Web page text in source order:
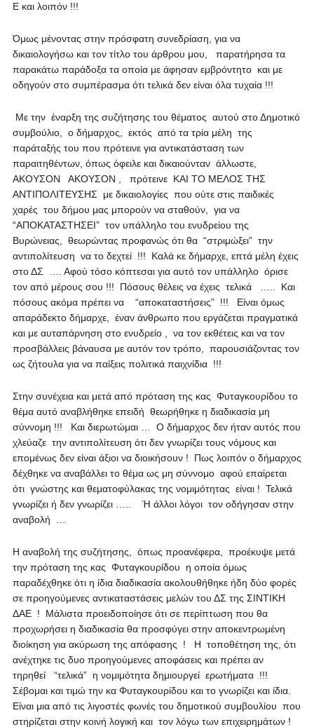
Ε και λοιπόν !!!
Όμως μένοντας στην πρόσφατη συνεδρίαση, για να
δικαιολογήσω και τον τίτλο του άρθρου μου, παρατήρησα τα
παρακάτω παράδοξα τα οποία με άφησαν εμβρόντητο και με
οδηγούν στο συμπέρασμα ότι τελικά δεν είναι όλα τυχαία !!!
Με την έναρξη της συζήτησης του θέματος αυτού στο Δημοτικό
συμβούλιο, ο δήμαρχος, εκτός από τα τρία μέλη της
παράταξής του που πρότεινε για αντικατάσταση των
παραιτηθέντων, όπως όφειλε και δικαιούνταν άλλωστε,
ΑΚΟΥΣΟΝ ΑΚΟΥΣΟΝ , πρότεινε ΚΑΙ ΤΟ ΜΕΛΟΣ ΤΗΣ
ΑΝΤΙΠΟΛΙΤΕΥΣΗΣ με δικαιολογίες που ούτε στις παιδικές
χαρές του δήμου μας μπορούν να σταθούν, για να
“ΑΠΟΚΑΤΑΣΤΗΣΕΙ” τον υπάλληλο του ενυδρείου της
Βυρώνειας, θεωρώντας προφανώς ότι θα “στριμώξει” την
αντιπολίτευση να το δεχτεί !!! Καλά κε δήμαρχε, επτά μέλη έχεις
στο ΔΣ …. Αφού τόσο κόπτεσαι για αυτό τον υπάλληλο όρισε
τον από μέρους σου !!! Πόσους θέλεις να έχεις τελικά ….. Και
πόσους ακόμα πρέπει να “αποκαταστήσεις” !!! Είναι όμως
απαράδεκτο δήμαρχε, έναν άνθρωπο που εργάζεται πραγματικά
και με αυταπάρνηση στο ενυδρείο , να τον εκθέτεις και να τον
προσβάλλεις βάναυσα με αυτόν τον τρόπο, παρουσιάζοντας τον
ως ζήτουλα για να παίξεις πολιτικά παιχνίδια !!!
Στην συνέχεια και μετά από πρόταση της κας Φυταγκουρίδου το
θέμα αυτό αναβλήθηκε επειδή θεωρήθηκε η διαδικασία μη
σύννομη !!! Και διερωτώμαι … Ο δήμαρχος δεν ήταν αυτός που
χλεύαζε την αντιπολίτευση ότι δεν γνωρίζει τους νόμους και
επομένως δεν είναι άξιοι να διοικήσουν ! Πως λοιπόν ο δήμαρχος
δέχθηκε να αναβάλλει το θέμα ως μη σύννομο αφού επαίρεται
ότι γνώστης και θεματοφύλακας της νομιμότητας είναι ! Τελικά
γνωρίζει ή δεν γνωρίζει ….. Ή άλλοι λόγοι τον οδήγησαν στην
αναβολή …
Η αναβολή της συζήτησης, όπως προανέφερα, προέκυψε μετά
την πρόταση της κας Φυταγκουρίδου η οποία όμως
παραδέχθηκε ότι η ίδια διαδικασία ακολουθήθηκε ήδη δύο φορές
σε προηγούμενες αντικαταστάσεις μελών του ΔΣ της ΣΙΝΤΙΚΗ
ΔΑΕ ! Μάλιστα προειδοποίησε ότι σε περίπτωση που θα
προχωρήσει η διαδικασία θα προσφύγει στην αποκεντρωμένη
διοίκηση για ακύρωση της απόφασης ! Η τοποθέτηση της, ότι
ανέχτηκε τις δυο προηγούμενες αποφάσεις και πρέπει αν
τηρηθεί “τελικά” η νομιμότητα δημιουργεί ερωτήματα !!!
Σέβομαι και τιμώ την κα Φυταγκουρίδου και το γνωρίζει και ίδια.
Είναι μια από τις λιγοστές φωνές του δημοτικού συμβουλίου που
στηρίζεται στην κοινή λογική και τον λόγω των επιχειρημάτων !